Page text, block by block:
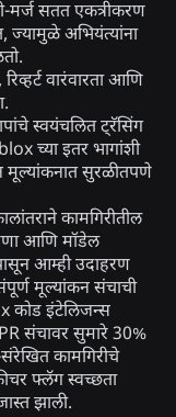
मर्ज सतत एकत्रीकरण
ज्यामुळे अभियंत्यांना
वारंवारता आणि
स्वयंचलित ट्रॅसिंग
च्या इतर भागांशी
सुरळीतपणे
कामगिरीतील
आणि मॉडेल
आम्ही उदाहरण
मूल्यांकन संचाची
कोड इंटेलिजन्स
संचावर सुमारे 30%
संरेखित कामगिरीचे
फ्लॅग स्वच्छता
झाली.